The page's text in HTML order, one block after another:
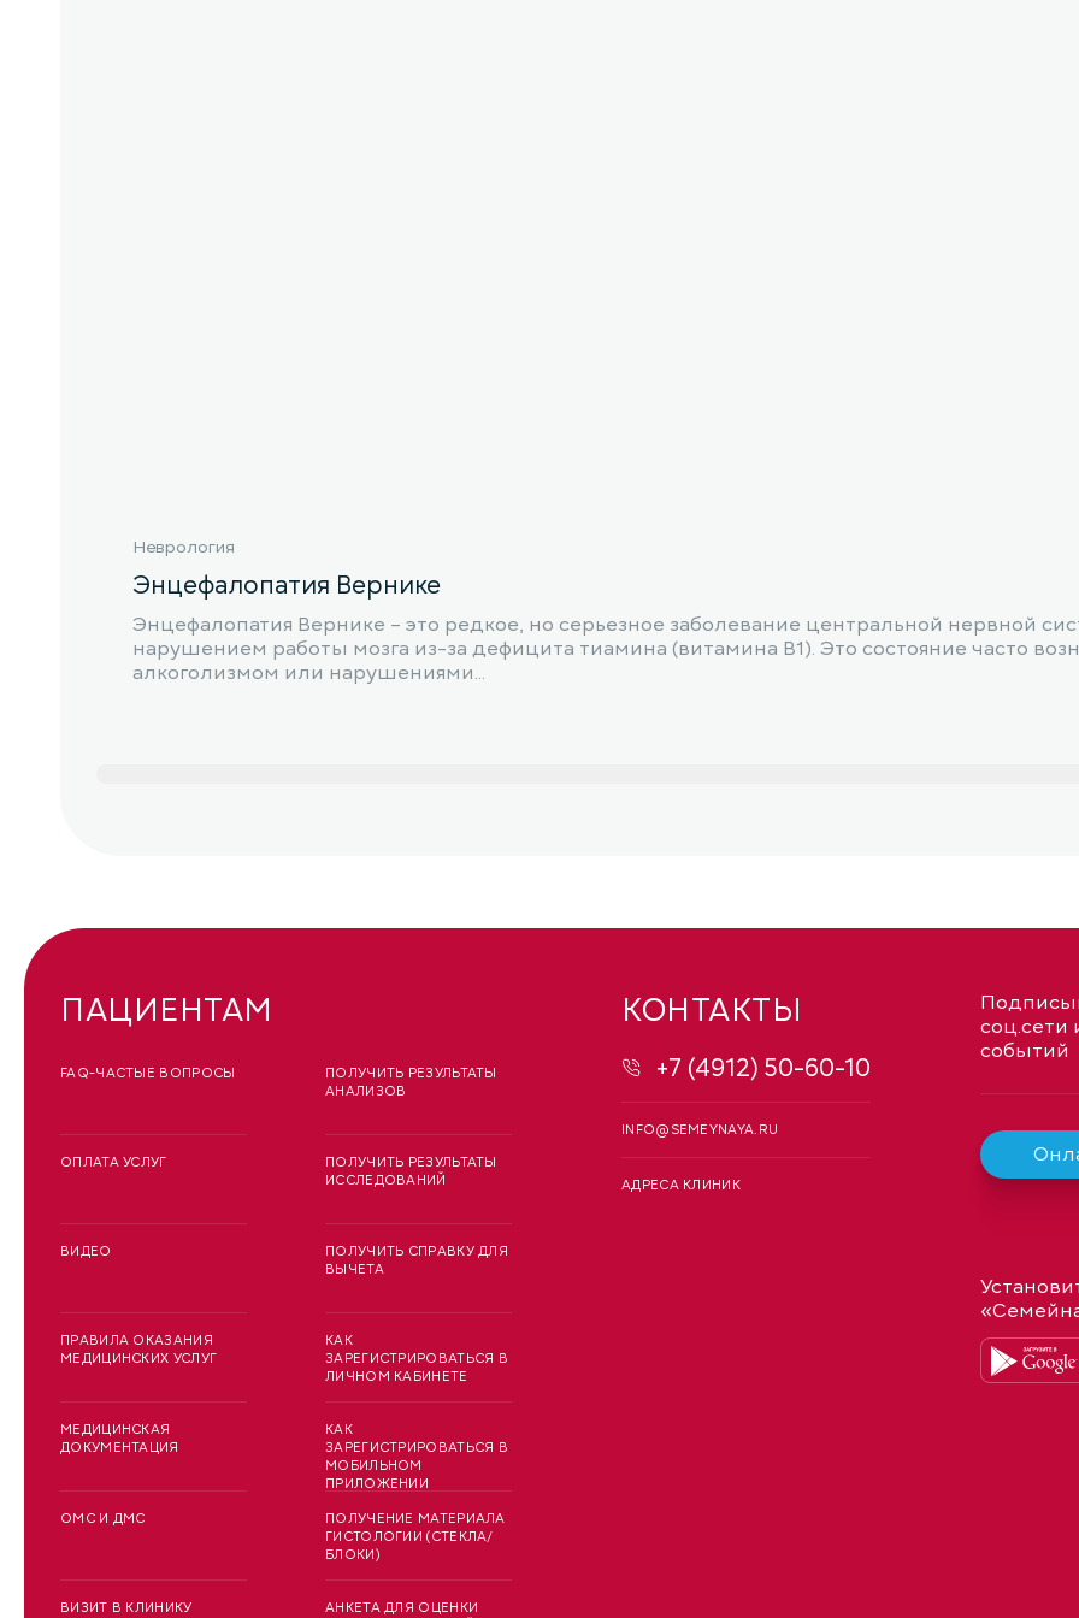
Неврология
Энцефалопатия Вернике
Энцефалопатия Вернике – это редкое, но серьезное заболевание центральной нервной
нарушением работы мозга из-за дефицита тиамина (витамина B1). Это состояние часто
алкоголизмом или нарушениями...
ПАЦИЕНТАМ
FAQ-ЧАСТЫЕ ВОПРОСЫ
ОПЛАТА УСЛУГ
ВИДЕО
ПРАВИЛА ОКАЗАНИЯ
МЕДИЦИНСКИХ УСЛУГ
МЕДИЦИНСКАЯ
ДОКУМЕНТАЦИЯ
ОМС И ДМС
ВИЗИТ В КЛИНИКУ
ПОЛУЧИТЬ РЕЗУЛЬТАТЫ
АНАЛИЗОВ
ПОЛУЧИТЬ РЕЗУЛЬТАТЫ
ИССЛЕДОВАНИЙ
ПОЛУЧИТЬ СПРАВКУ ДЛЯ
ВЫЧЕТА
КАК
ЗАРЕГИСТРИРОВАТЬСЯ В
ЛИЧНОМ КАБИНЕТЕ
КАК
ЗАРЕГИСТРИРОВАТЬСЯ В
МОБИЛЬНОМ
ПРИЛОЖЕНИИ
ПОЛУЧЕНИЕ МАТЕРИАЛА
ГИСТОЛОГИИ (СТЕКЛА/
БЛОКИ)
АНКЕТА ДЛЯ ОЦЕНКИ
КОНТАКТЫ
+7 (4912) 50-60-10
INFO@SEMEYNAYA.RU
АДРЕСА КЛИНИК
соц.сети
событий